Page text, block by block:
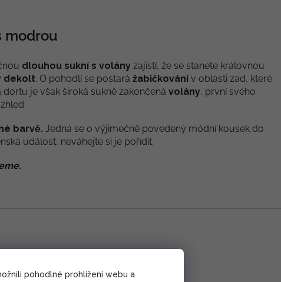
pohodlné prohlížení webu a
modrou
dlouhou sukní s volány zajistí, že se stanete královnou
dekolt. O pohodlí se postará žabičkování v oblasti zad, které
je však široká sukně zakončená volány, první svého
barvě. Jedná se o výjimečně povedený módní kousek do
událost, neváhejte si je pořídit.
vánku navíc krásně vlaje.